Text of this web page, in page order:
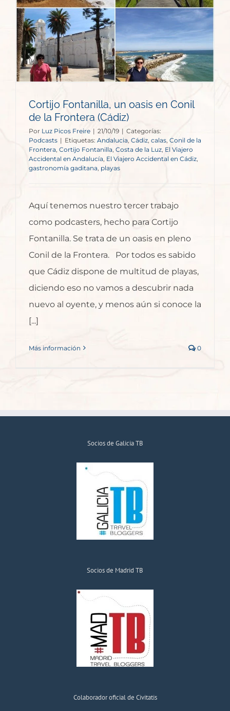
Cortijo Fontanilla, un oasis en Conil
de la Frontera (Cádiz)
Por Luz Picos Freire | 21/10/19 | Categorías:
Podcasts | Etiquetas: Andalucia Cádiz calas Conil de la
Frontera, Cortijo Fontanilla Costa de la Luz, El Viajero
Accidental en Andalucía El Viajero Accidental en Cádiz,
gastronomía gaditana, playas
Aquí tenemos nuestro tercer trabajo
como podcasters, hecho para Cortijo
Fontanilla. Se trata de un oasis en pleno
Conil de la Frontera. Por todos es sabido
que Cádiz dispone de multitud de playas,
diciendo eso no vamos a descubrir nada
nuevo al oyente, y menos aún si conoce la
[...]
Más información 0
Socios de Galicia TB
Socios de Madrid TB
Colaborador oficial de Civitatis